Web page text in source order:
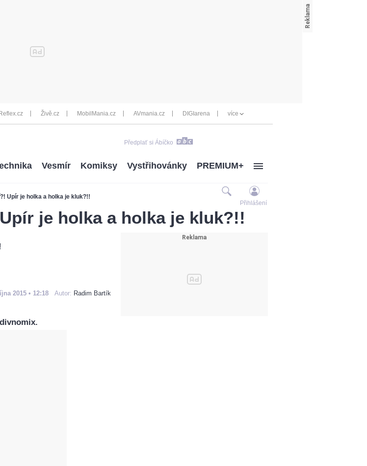
Reflex.cz Živě.cz MobilMania.cz AVmania.cz DIGIarena více
Předplať si Ábíčko
Upír je holka a holka je kluk?!!
Vesmír Komiksy Vystřihovánky PREMIUM+
Přihlášení
je holka a holka je kluk?!!
2015 • 12:18 Autor: Radim Bartík